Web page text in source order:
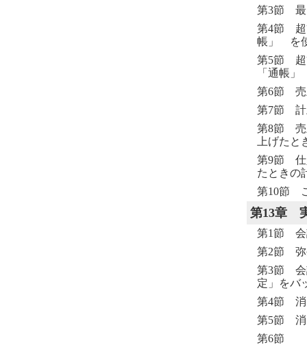
第3節 最
第4節
帳」 を
第5節
「通帳
第6節 売
第7節
第8節 売
上げた
第9節 仕
たときの
第10節
第13章
第1節 会
第2節 弥
第3節 会
定」をバ
第4節 消
第5節 消
第6節